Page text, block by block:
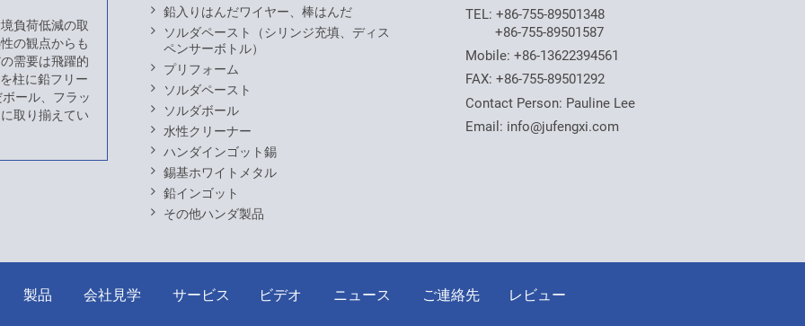
負荷低減の取
の観点からも
需要は飛躍的
柱に鉛フリー
ール、フラッ
取り揃えてい
鉛入りはんだワイヤー、棒はんだ
ソルダペースト（シリンジ充填、ディス
ペンサーボトル）
プリフォーム
ソルダペースト
ソルダボール
水性クリーナー
ハンダインゴット錫
錫基ホワイトメタル
鉛インゴット
その他ハンダ製品
TEL:+86-755-89501348
+86-755-89501587
Mobile:+86-13622394561
FAX: +86-755-89501292
Contact Person: Pauline Lee
Email: info@jufengxi.com
製品 会社見学 サービス ビデオ ニュース ご連絡先 レビュー